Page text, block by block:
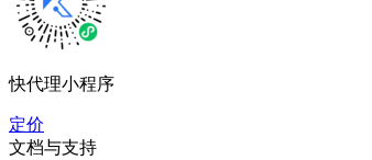
快代理小程序
定价
文档与支持